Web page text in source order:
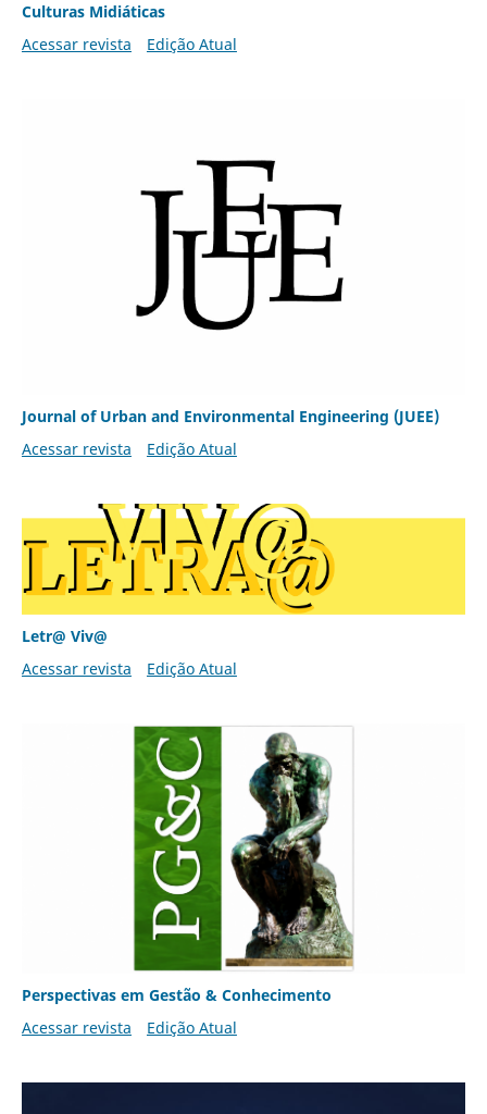
Culturas Midiáticas
Acessar revista
Edição Atual
Journal of Urban and Environmental Engineering (JUEE)
Acessar revista
Edição Atual
Letr@ Viv@
Acessar revista
Edição Atual
Perspectivas em Gestão & Conhecimento
Acessar revista
Edição Atual